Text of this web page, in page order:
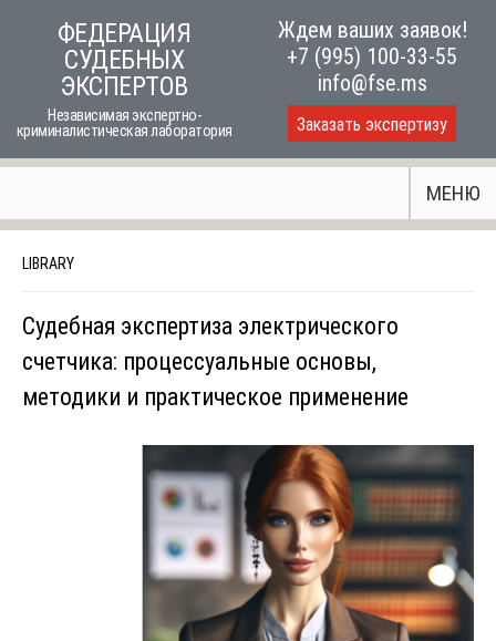
ФЕДЕРАЦИЯ
СУДЕБНЫХ
ЭКСПЕРТОВ
Независимая экспертно-
криминалистическая лаборатория
Ждем ваших заявок!
+7 (995) 100-33-55
info@fse.ms
Заказать экспертизу
МЕНЮ
LIBRARY
Судебная экспертиза электрического
счетчика: процессуальные основы,
методики и практическое применение